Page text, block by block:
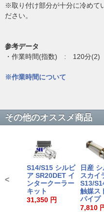
※取り付け部分が十分に冷めて
ださい。
参考データ
・作業時間(指数) : 120分(2)
※作業時間について
その他のオススメ商品
S14/S15 シルビ
ア SR20DET イ
ンタークーラー
キット
31,350 円
日産
スカイ
S13/
触媒ス
パイプ
7,810
<